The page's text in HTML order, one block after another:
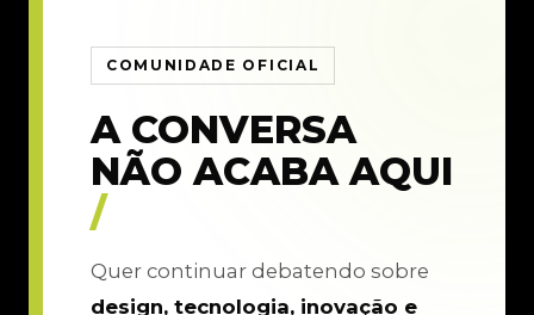
COMUNIDADE OFICIAL
A CONVERSA
NÃO ACABA AQUI
/
Quer continuar debatendo sobre
design, tecnologia, inovação e